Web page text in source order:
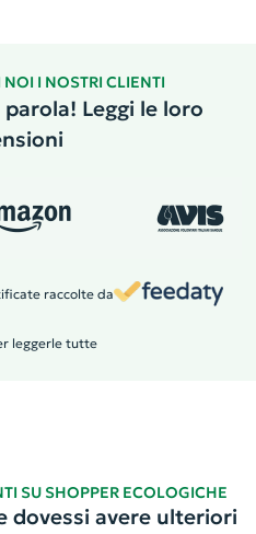
I NOSTRI CLIENTI
Leggi le loro
raccolte da
leggerle tutte
SU SHOPPER ECOLOGICHE
dovessi avere ulteriori